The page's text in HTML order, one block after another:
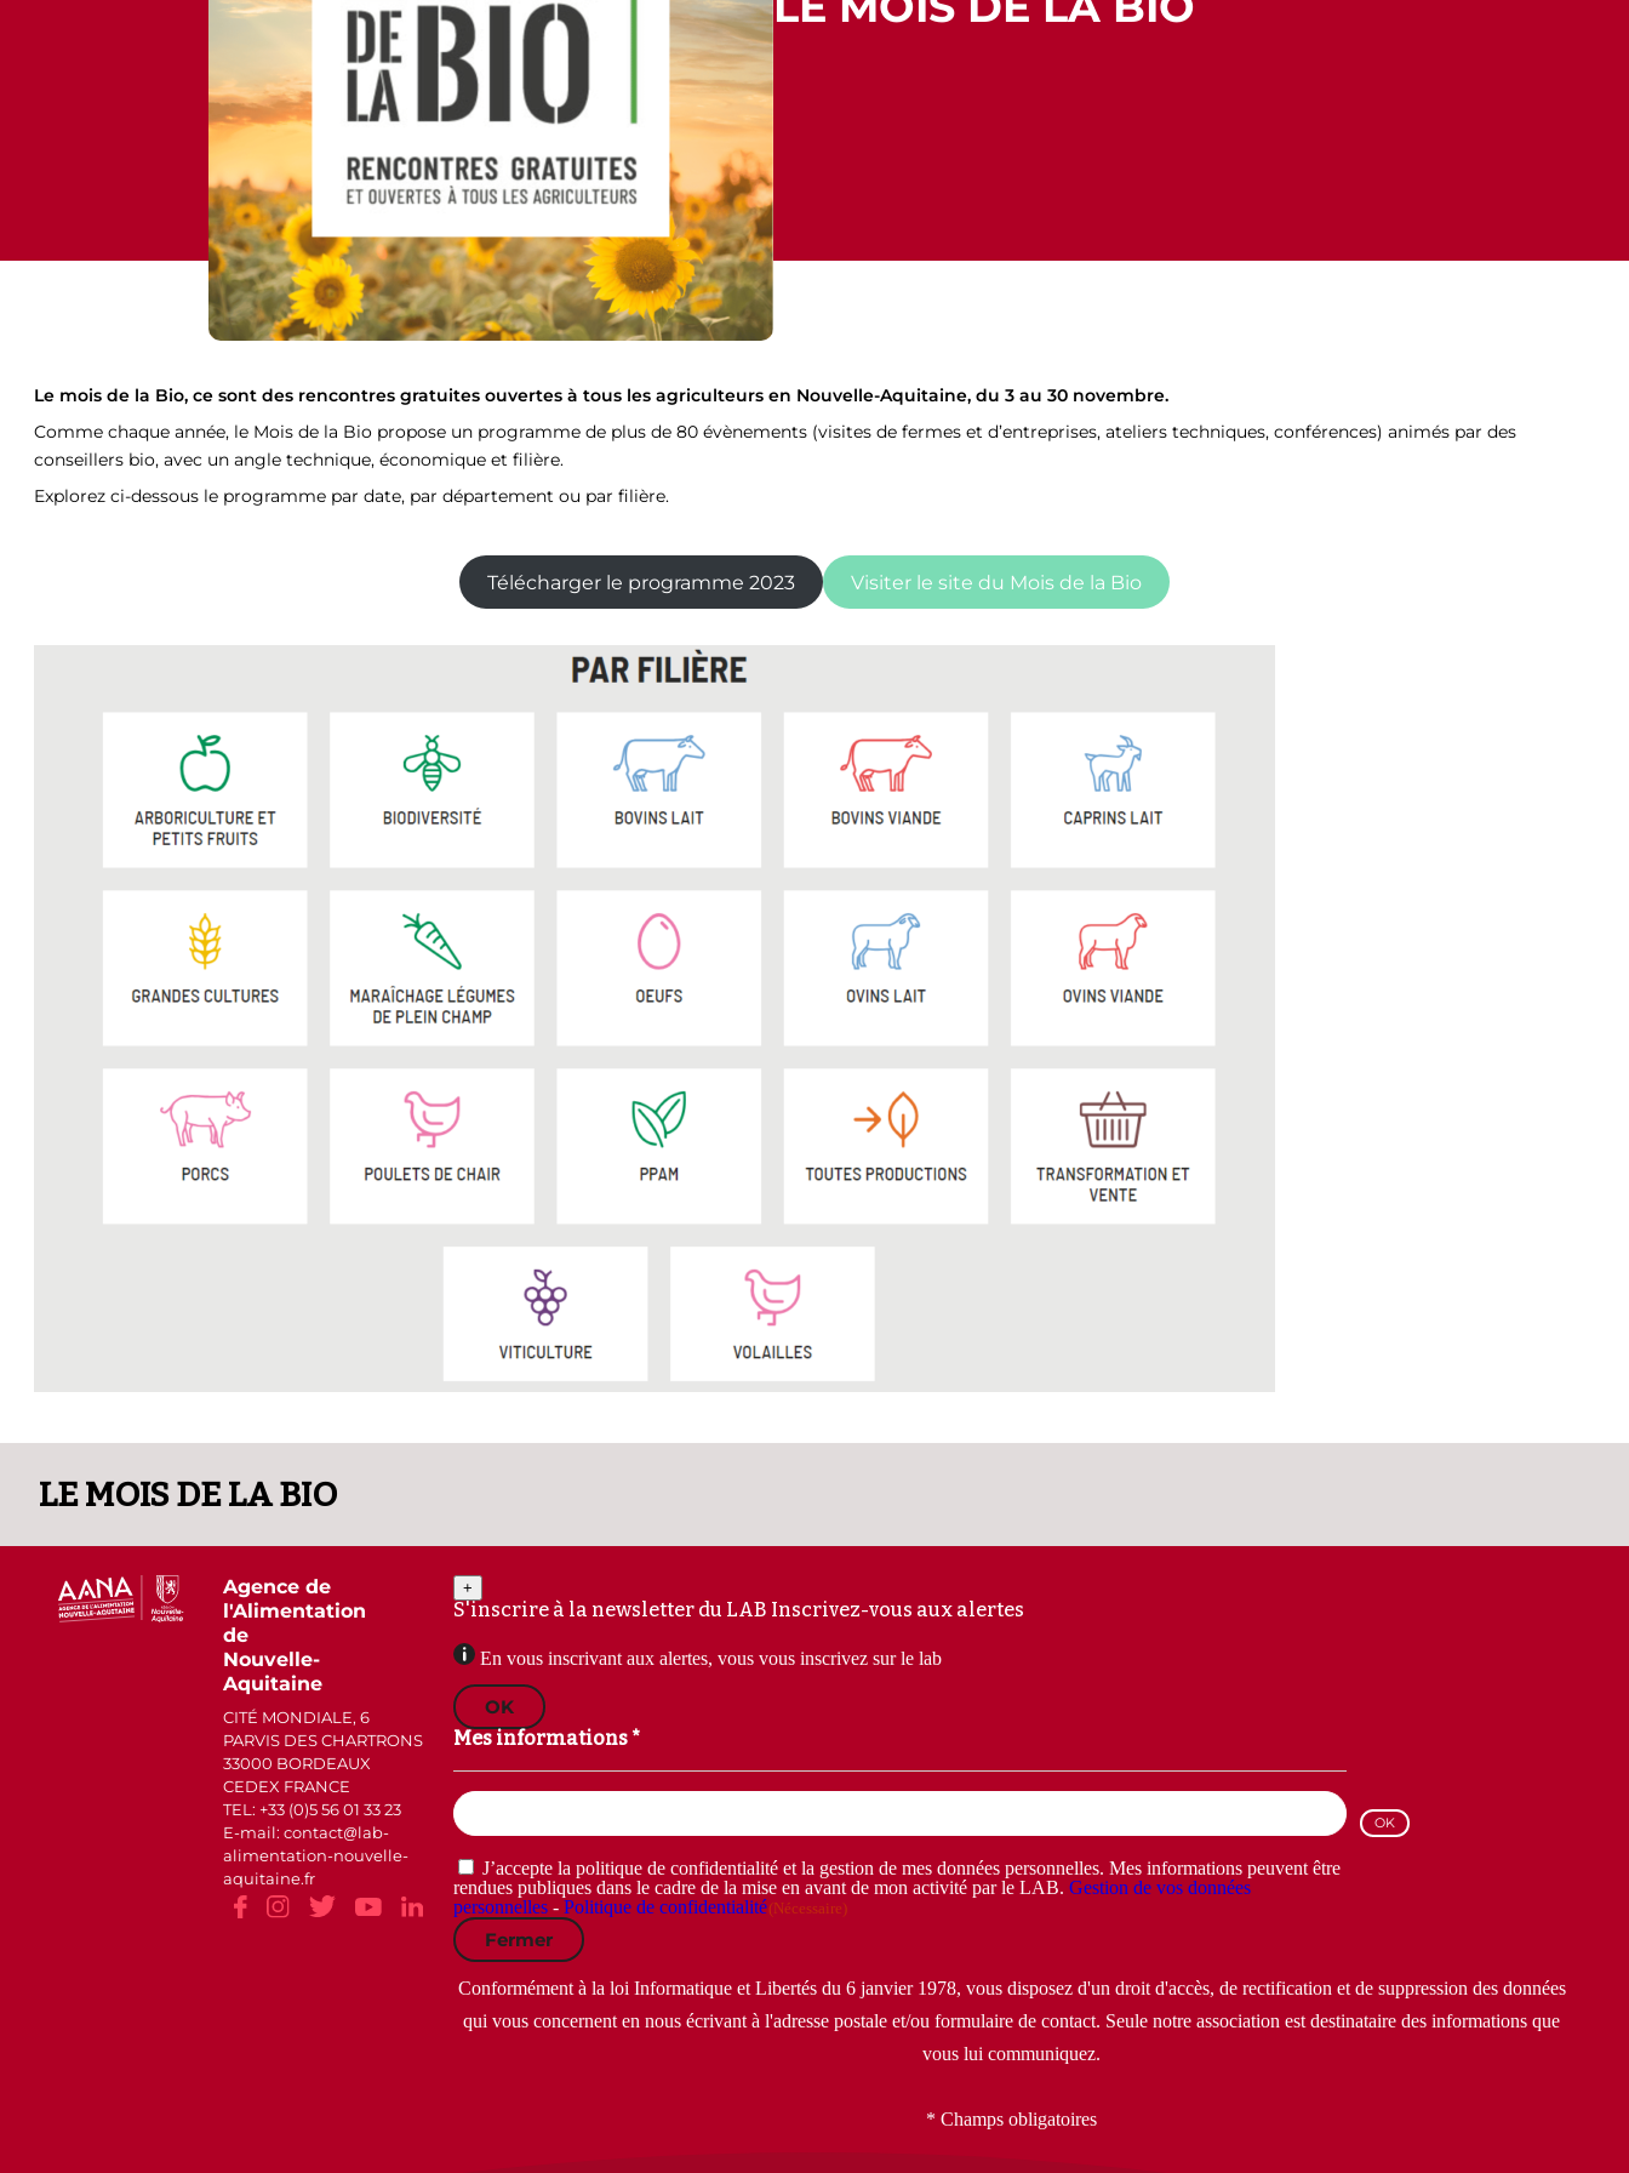
Le mois de la Bio, ce sont des rencontres gratuites ouvertes à tous les agriculteurs en Nouvelle-Aquitaine, du 3 au 30 novembre.
Comme chaque année, le Mois de la Bio propose un programme de plus de 80 évènements (visites de fermes et d’entreprises, ateliers techniques, conférences) animés par des
conseillers bio, avec un angle technique, économique et filière.
Explorez ci-dessous le programme par date, par département ou par filière.
Télécharger le programme 2023 Visiter le site du Mois de la Bio
LE MOIS DE LA BIO
Agence de
l'Alimentation
de
Nouvelle-
Aquitaine
CITÉ MONDIALE, 6
PARVIS DES CHARTRONS
33000 BORDEAUX
CEDEX FRANCE
TEL: +33 (0)5 56 01 33 23
E-mail: contact
lab-
alimentation-nouvelle-
aquitaine.fr
+
S'inscrire à la newsletter du LAB Inscrivez-vous aux alertes
En vous inscrivant aux alertes, vous vous inscrivez sur le lab
OK
Mes informations *
Email
(Nécessaire)
RGPD
(Nécessaire)
J’accepte la politique de confidentialité et la gestion de mes données personnelles. Mes informations peuvent être
rendues publiques dans le cadre de la mise en avant de mon activité par le LAB. Gestion de vos données
personnelles- Politique de confidentialité(Nécessaire)
Fermer
Conformément à la loi Informatique et Libertés du 6 janvier 1978, vous disposez d'un droit d'accès, de rectification et de suppression des données
qui vous concernent en nous écrivant à l'adresse postale et/ou formulaire de contact. Seule notre association est destinataire des informations que
vous lui communiquez.
* Champs obligatoires